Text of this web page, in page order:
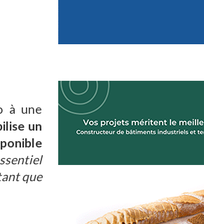
à une
un
que